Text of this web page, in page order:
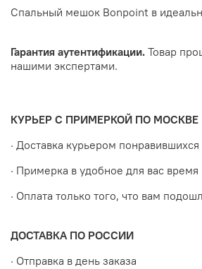
Спальный мешок Bonpoint в
Гарантия аутентификации. Товар
нашими экспертами.
КУРЬЕР С ПРИМЕРКОЙ ПО МОСКВЕ
· Доставка курьером
· Примерка в удобное для вас время
· Оплата только того, что вам
ДОСТАВКА ПО РОССИИ
· Отправка в день заказа